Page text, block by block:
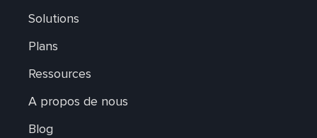
Solutions
Plans
Ressources
A propos de nous
Blog